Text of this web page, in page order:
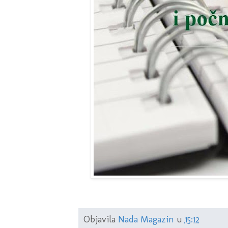
Objavila Nada Magazin u 15:12